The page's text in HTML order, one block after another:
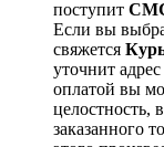
поступит
Если вы
свяжется
уточнит
оплатой вы
целостность,
заказанного